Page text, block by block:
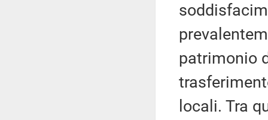
patrimonio
locali. Tra